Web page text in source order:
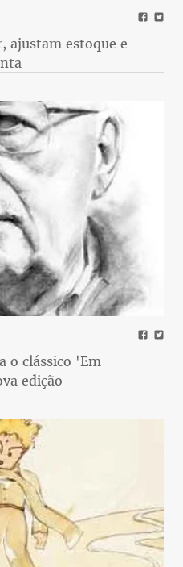
ajustam estoque e
o clássico 'Em
edição